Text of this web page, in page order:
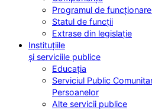
Programul de
Statul de funcții
Extrase din legislație
Instituțiile
și serviciile publice
Educația
Serviciul Public
Persoanelor
Alte servicii publice